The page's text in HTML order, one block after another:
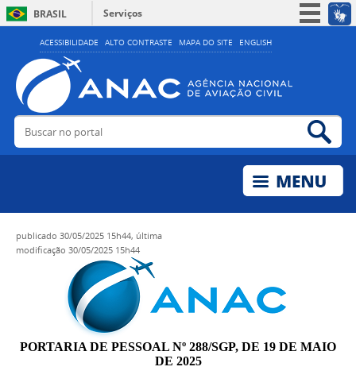
ACESSIBILIDADE ALTO CONTRASTE MAPA DO SITE ENGLISH
BRASIL
Serviços
Simplifique!
Acesso à informação
Legislação
Buscar no portal
publicado 30/05/2025 15h44, última
modificação 30/05/2025 15h44
PORTARIA DE PESSOAL Nº 288/SGP, DE 19 DE MAIO
DE 2025